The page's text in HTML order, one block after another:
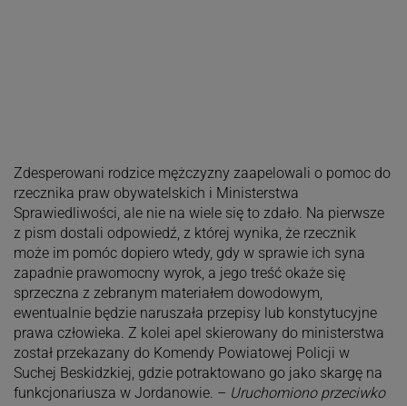
Zdesperowani rodzice mężczyzny zaapelowali o pomoc do
rzecznika praw obywatelskich i Ministerstwa
Sprawiedliwości, ale nie na wiele się to zdało. Na pierwsze
z pism dostali odpowiedź, z której wynika, że rzecznik
może im pomóc dopiero wtedy, gdy w sprawie ich syna
zapadnie prawomocny wyrok, a jego treść okaże się
sprzeczna z zebranym materiałem dowodowym,
ewentualnie będzie naruszała przepisy lub konstytucyjne
prawa człowieka. Z kolei apel skierowany do ministerstwa
został przekazany do Komendy Powiatowej Policji w
Suchej Beskidzkiej, gdzie potraktowano go jako skargę na
funkcjonariusza w Jordanowie. – Uruchomiono przeciwko